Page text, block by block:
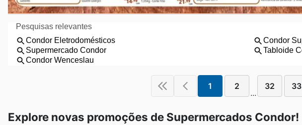
1 2
...
32 33
Explore novas promoções de Supermercados Condor!